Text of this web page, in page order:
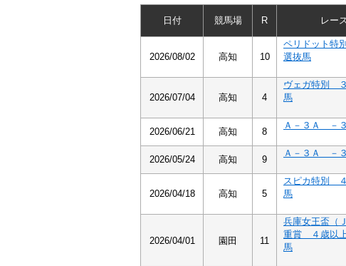
日付 競馬場 R レー
2026/08/02 高知 10
ペリドット特
選抜馬
2026/07/04 高知 4
ヴェガ特別
馬
2026/06/21 高知 8
Ａ－３Ａ －３
2026/05/24 高知 9
Ａ－３Ａ －３
2026/04/18 高知 5
スピカ特別
馬
2026/04/01 園田 11
兵庫女王盃（
重賞 ４歳以
馬